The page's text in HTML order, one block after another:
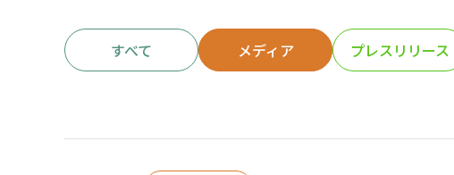
すべて メディア
メディア プレスリリース